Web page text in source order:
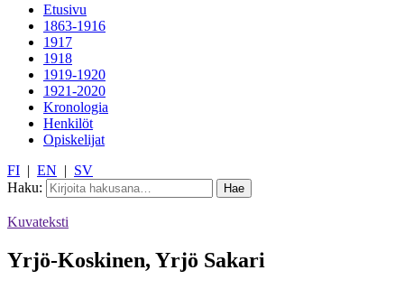
Etusivu
1863-1916
1917
1918
1919-1920
1921-2020
Kronologia
Henkilöt
Opiskelijat
FI | EN | SV
Haku:
Kuvateksti
Yrjö-Koskinen, Yrjö Sakari